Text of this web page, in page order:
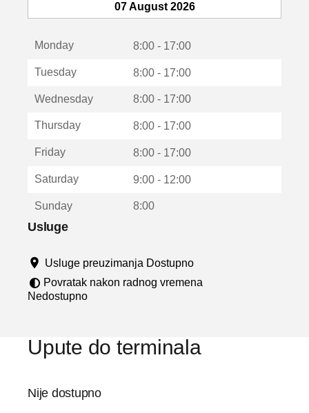
o
u
u
07 August 2026
Monday 8:00 - 17:00
Tuesday 8:00 - 17:00
Wednesday 8:00 - 17:00
Thursday 8:00 - 17:00
Friday 8:00 - 17:00
Saturday 9:00 - 12:00
Sunday 8:00
Usluge
Usluge preuzimanja Dostupno
Povratak nakon radnog vremena
Nedostupno
Upute do terminala
Nije dostupno